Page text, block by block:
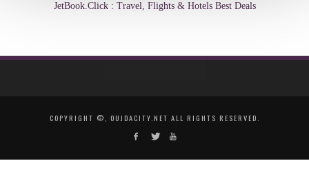
JetBook.Click : Travel, Flights & Hotels Best Deals
COPYRIGHT ©, OUJDACITY.NET ALL RIGHTS RESERVED.